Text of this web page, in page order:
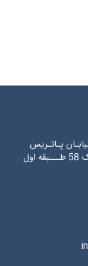
پـاتـریس